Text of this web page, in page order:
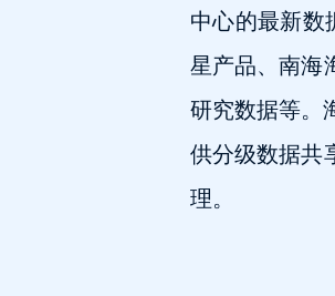
中心的最新数
星产品、南海
研究数据等。
供分级数据共
理。